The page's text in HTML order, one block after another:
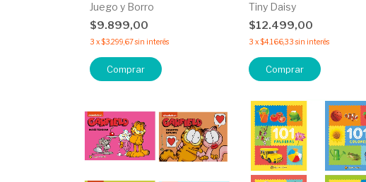
Juego y Borro
$9.899,00
3 x$3.299,67sin interés
Comprar
Tiny Daisy
$12.499,00
3 x$4.166,33 sin interés
Comprar